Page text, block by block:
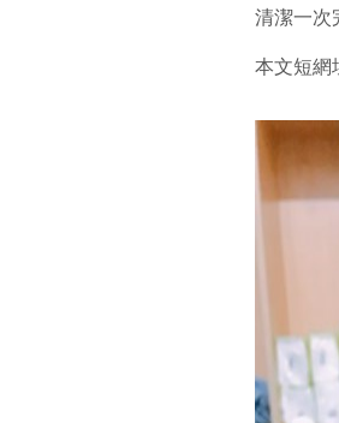
清潔一次
本文短網